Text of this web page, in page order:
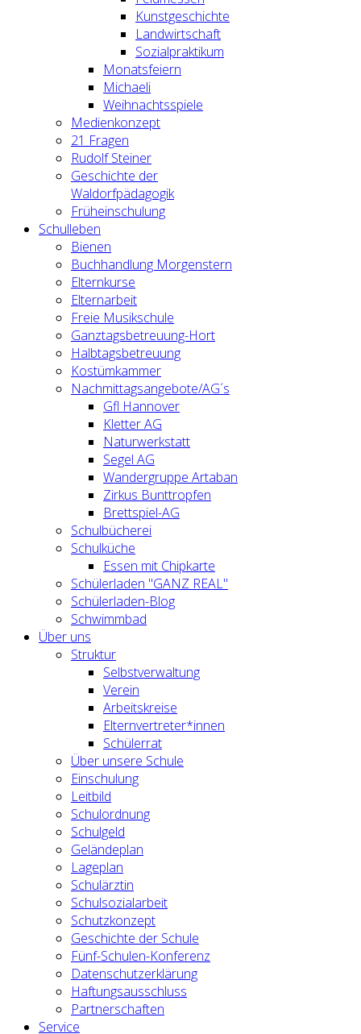
Kunstgeschichte
Landwirtschaft
Sozialpraktikum
Monatsfeiern
Michaeli
Weihnachtsspiele
Medienkonzept
21 Fragen
Rudolf Steiner
Geschichte der
Waldorfpädagogik
Früheinschulung
Schulleben
Bienen
Buchhandlung Morgenstern
Elternkurse
Elternarbeit
Freie Musikschule
Ganztagsbetreuung-Hort
Halbtagsbetreuung
Kostümkammer
Nachmittagsangebote/AG´s
Gfl Hannover
Kletter AG
Naturwerkstatt
Segel AG
Wandergruppe Artaban
Zirkus Bunttropfen
Brettspiel-AG
Schulbücherei
Schulküche
Essen mit Chipkarte
Schülerladen "GANZ REAL"
Schülerladen-Blog
Schwimmbad
Über uns
Struktur
Selbstverwaltung
Verein
Arbeitskreise
Elternvertreter*innen
Schülerrat
Über unsere Schule
Einschulung
Leitbild
Schulordnung
Schulgeld
Geländeplan
Lageplan
Schulärztin
Schulsozialarbeit
Schutzkonzept
Geschichte der Schule
Fünf-Schulen-Konferenz
Datenschutzerklärung
Haftungsausschluss
Partnerschaften
Service